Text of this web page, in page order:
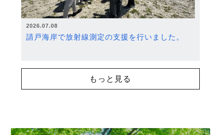
2026.07.08
請戸海岸で放射線測定の支援を行いました。
もっと見る